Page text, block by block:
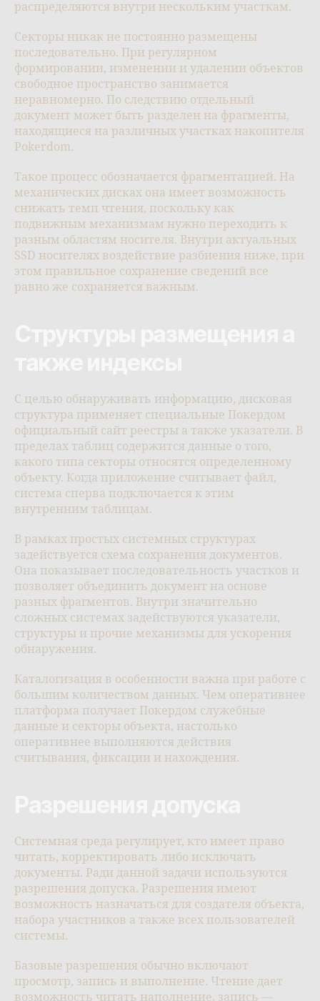
распределяются внутри нескольким участкам.
Секторы никак не постоянно размещены
последовательно. При регулярном
формировании, изменении и удалении объектов
свободное пространство занимается
неравномерно. По следствию отдельный
документ может быть разделен на фрагменты,
находящиеся на различных участках накопителя
Pokerdom.
Такое процесс обозначается фрагментацией. На
механических дисках она имеет возможность
снижать темп чтения, поскольку как
подвижным механизмам нужно переходить к
разным областям носителя. Внутри актуальных
SSD носителях воздействие разбиения ниже, при
этом правильное сохранение сведений все
равно же сохраняется важным.
С целью обнаруживать информацию, дисковая
структура применяет специальные Покердом
официальный сайт реестры а также указатели. В
пределах таблиц содержится данные о того,
какого типа секторы относятся определенному
объекту. Когда приложение считывает файл,
система сперва подключается к этим
внутренним таблицам.
В рамках простых системных структурах
задействуется схема сохранения документов.
Она показывает последовательность участков и
позволяет объединить документ на основе
разных фрагментов. Внутри значительно
сложных системах задействуются указатели,
структуры и прочие механизмы для ускорения
обнаружения.
Каталогизация в особенности важна при работе с
большим количеством данных. Чем оперативнее
платформа получает Покердом служебные
данные и секторы объекта, настолько
оперативнее выполняются действия
считывания, фиксации и нахождения.
Системная среда регулирует, кто имеет право
читать, корректировать либо исключать
документы. Ради данной задачи используются
разрешения допуска. Разрешения имеют
возможность назначаться для создателя объекта,
набора участников а также всех пользователей
системы.
Базовые разрешения обычно включают
просмотр, запись и выполнение. Чтение дает
возможность читать наполнение, запись —